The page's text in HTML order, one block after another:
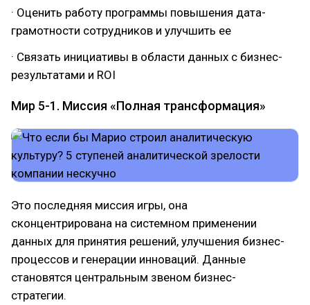
· Оценить работу программы повышения дата-
грамотности сотрудников и улучшить ее
· Связать инициативы в области данных с бизнес-
результатами и ROI
Мир 5-1. Миссия «Полная трансформация»
Это последняя миссия игры, она
сконцентрирована на системном применении
данных для принятия решений, улучшения бизнес-
процессов и генерации инноваций. Данные
становятся центральным звеном бизнес-
стратегии.